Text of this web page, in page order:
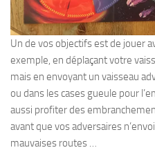
Un de vos objectifs est de jouer
exemple, en déplaçant votre
mais en envoyant un vaisseau
ou dans les cases gueule pour
aussi profiter des
avant que vos adversaires
mauvaises routes …